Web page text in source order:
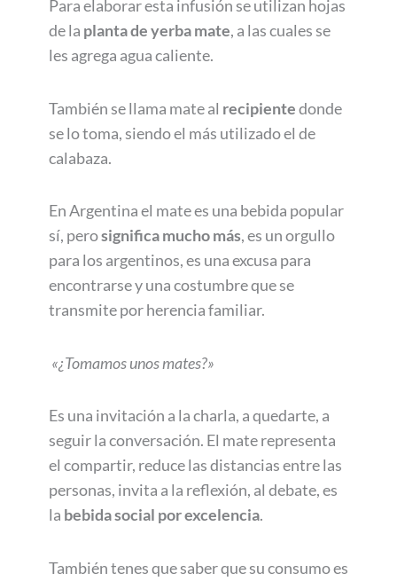
Para elaborar esta infusión se utilizan hojas
de la planta de yerba mate, a las cuales se
les agrega agua caliente.
También se llama mate al recipientedonde
se lo toma, siendo el más utilizado el de
calabaza.
En Argentina el mate es una bebida popular
sí, perosignifica mucho más, es un orgullo
para los argentinos, es una excusa para
encontrarse y una costumbre que se
transmite por herencia familiar.
«¿Tomamos unos mates?»
Es una invitación a la charla, a quedarte, a
seguir la conversación. El mate representa
el compartir, reduce las distancias entre las
personas, invita a la reflexión, al debate, es
la bebida social por excelencia.
También tenes que saber que su consumo es